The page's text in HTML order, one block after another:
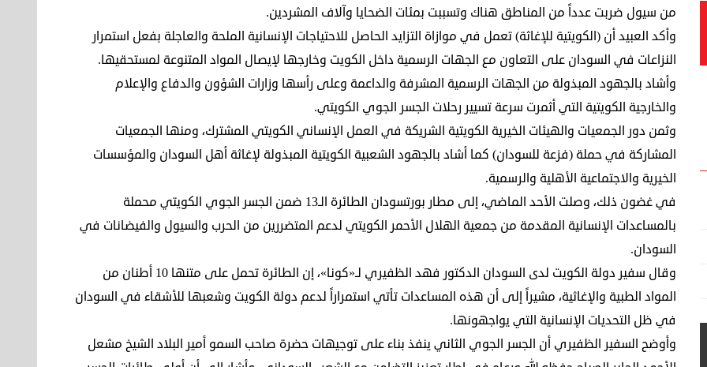
من سيول ضربت عدداً من المناطق هناك وتسببت بمئات الضحايا وآلاف المشردين.
وأكد العبيد أن (الكويتية للإغاثة) تعمل في موازاة التزايد الحاصل للاحتياجات الإنسانية الملحة والعاجلة بفعل استمرار
النزاعات في السودان على التعاون مع الجهات الرسمية داخل الكويت وخارجها لإيصال المواد المتنوعة لمستحقيها.
وأشاد بالجهود المبذولة من الجهات الرسمية المشرفة والداعمة وعلى رأسها وزارات الشؤون والدفاع والإعلام
والخارجية الكويتية التي أثمرت سرعة تسيير رحلات الجسر الجوي الكويتي.
وثمن دور الجمعيات والهيئات الخيرية الكويتية الشريكة في العمل الإنساني الكويتي المشترك، ومنها الجمعيات
المشاركة في حملة (فزعة للسودان) كما أشاد بالجهود الشعبية الكويتية المبذولة لإغاثة أهل السودان والمؤسسات
الخيرية والاجتماعية الأهلية والرسمية.
في غضون ذلك، وصلت الأحد الماضي، إلى مطار بورتسودان الطائرة الـ13 ضمن الجسر الجوي الكويتي محملة
بالمساعدات الإنسانية المقدمة من جمعية الهلال الأحمر الكويتي لدعم المتضررين من الحرب والسيول والفيضانات في
السودان.
وقال سفير دولة الكويت لدى السودان الدكتور فهد الظفيري لـ«كونا»، إن الطائرة تحمل على متنها 10 أطنان من
المواد الطبية والإغاثية، مشيراً إلى أن هذه المساعدات تأتي استمراراً لدعم دولة الكويت وشعبها للأشقاء في السودان
في ظل التحديات الإنسانية التي يواجهونها.
وأوضح السفير الظفيري أن الجسر الجوي الثاني ينفذ بناء على توجيهات حضرة صاحب السمو أمير البلاد الشيخ مشعل